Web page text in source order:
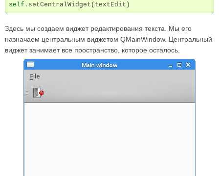
self . setCentralWidget ( textEdit )
Здесь мы создаем виджет редактирования текста. Мы его
назначаем центральным виджетом QMainWindow. Центральный
виджет занимает все пространство, которое осталось.